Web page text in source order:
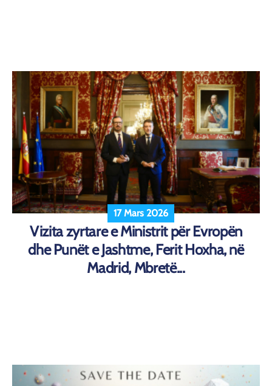
17 Mars 2026
Vizita zyrtare e Ministrit për Evropën
dhe Punët e Jashtme, Ferit Hoxha, në
Madrid, Mbretë...